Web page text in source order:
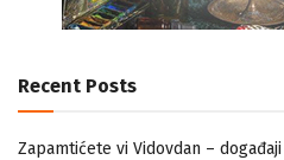
Recent Posts
Zapamtićete vi Vidovdan –